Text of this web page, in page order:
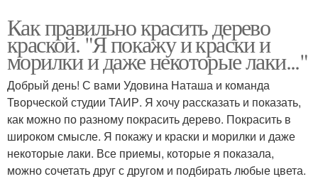
Как правильно красить дерево
краской. "Я покажу и краски и
морилки и даже некоторые лаки..."
Добрый день! С вами Удовина Наташа и команда
Творческой студии ТАИР. Я хочу рассказать и показать,
как можно по разному покрасить дерево. Покрасить в
широком смысле. Я покажу и краски и морилки и даже
некоторые лаки. Все приемы, которые я показала,
можно сочетать друг с другом и подбирать любые цвета.